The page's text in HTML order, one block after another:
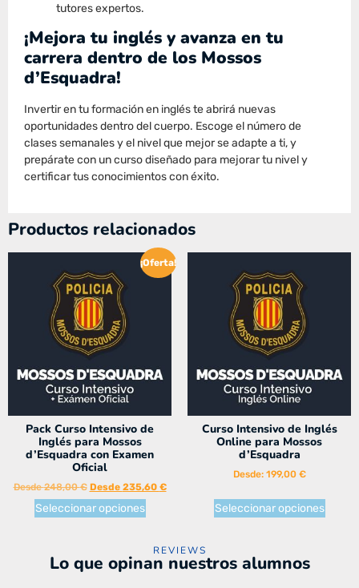
tutores expertos.
¡Mejora tu inglés y avanza en tu
carrera dentro de los Mossos
d’Esquadra!
Invertir en tu formación en inglés te abrirá nuevas
oportunidades dentro del cuerpo. Escoge el número de
clases semanales y el nivel que mejor se adapte a ti, y
prepárate con un curso diseñado para mejorar tu nivel y
certificar tus conocimientos con éxito.
Productos relacionados
¡Oferta!
Pack Curso Intensivo de
Inglés para Mossos
d’Esquadra con Examen
Oficial
Desde248,00€ Desde 235,60 €
Seleccionar opciones
Curso Intensivo de Inglés
Online para Mossos
d’Esquadra
Desde: 199,00 €
Seleccionar opciones
REVIEWS
Lo que opinan nuestros alumnos